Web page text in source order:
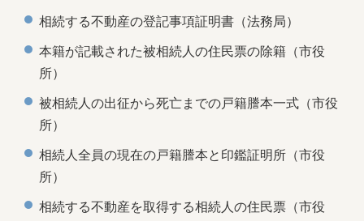
相続する不動産の登記事項証明書（法務局）
本籍が記載された被相続人の住民票の除籍（市役
所）
被相続人の出征から死亡までの戸籍謄本一式（市役
所）
相続人全員の現在の戸籍謄本と印鑑証明所（市役
所）
相続する不動産を取得する相続人の住民票（市役